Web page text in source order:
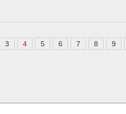
3 4 5 6 7 8 9